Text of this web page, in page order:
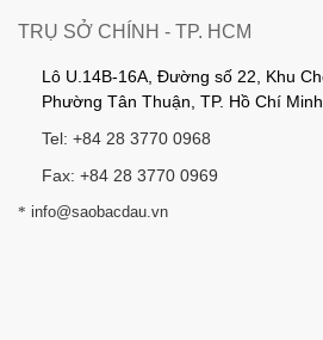
TRỤ SỞ CHÍNH - TP. HCM
Lô U.14B-16A, Đường số 22, Khu
Phường Tân Thuận, TP. Hồ Chí Minh
Tel: +84 28 3770 0968
Fax: +84 28 3770 0969
* info@saobacdau.vn